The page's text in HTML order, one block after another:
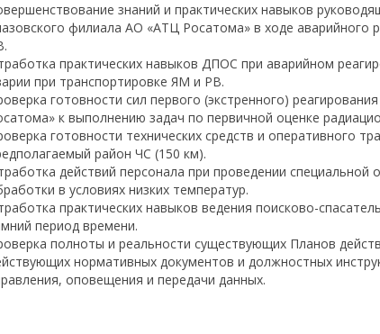
знаний и практических навыков
филиала АО «АТЦ Росатома» в ходе аварийного
практических навыков ДПОС при аварийном
при транспортировке ЯМ и РВ.
готовности сил первого (экстренного)
к выполнению задач по первичной оценке
готовности технических средств и оперативного
район ЧС (150 км).
действий персонала при проведении специальной
в условиях низких температур.
практических навыков ведения поисково-
период времени.
полноты и реальности существующих Планов
нормативных документов и должностных
оповещения и передачи данных.